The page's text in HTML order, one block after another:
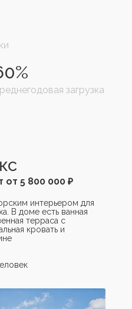
загрузка
интерьером для
В доме есть ванная
терраса с
кровать и
от 5 800 000 ₽